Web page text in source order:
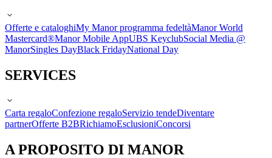
Offerte e cataloghiMy Manor programma fedeltàManor World
Mastercard®Manor Mobile AppUBS KeyclubSocial Media @
ManorSingles DayBlack FridayNational Day
SERVICES
Carta regaloConfezione regaloServizio tendeDiventare
partnerOfferte B2BRichiamoEsclusioniConcorsi
A PROPOSITO DI MANOR